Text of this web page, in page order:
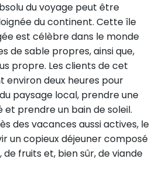
du voyage peut être
du continent. Cette île
est célèbre dans le monde
de sable propres, ainsi que,
propre. Les clients de cet
environ deux heures pour
paysage local, prendre une
prendre un bain de soleil.
des vacances aussi actives, le
un copieux déjeuner composé
de fruits et, bien sûr, de viande